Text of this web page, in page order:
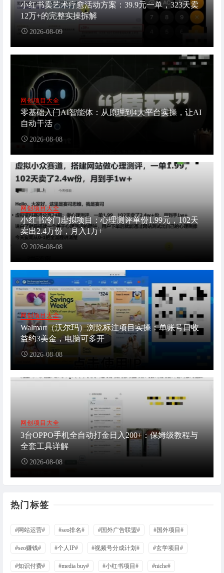
小红书卖艺术疗愈活动方案：39.9元一单，323天卖
12万+的完整实操拆解
2026-08-09
网创项目大全
零基础入门AI智能体：从原理到4大平台实操，让AI
自动干活
2026-08-08
网创项目大全
小红书冷门虚拟项目：心理测评单份1.99元，102天
卖出2.4万份，月入1万+
2026-08-08
网创项目大全
Walmart（沃尔玛）浏览标注项目实操：单账号日收
益约3美金，电脑可多开
2026-08-08
网创项目大全
3台OPPO手机全自动打金日入200+：保姆级教程与
全套工具详解
2026-08-08
热门标签
#网站运营# #seo排名# #国外广告联盟# #国外项目#
#seo赚钱# #个人IP# #视频号分成计划# #玄学项目#
#知识付费# #media buy# #小红书项目# #niche#